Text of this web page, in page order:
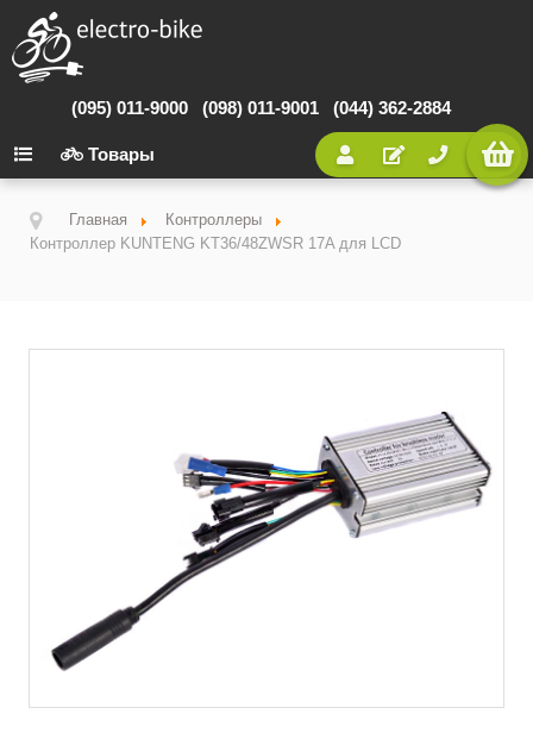
(095) 011-9000 (098) 011-9001 (044) 362-2884
Товары
Главная
Контроллеры
Контроллер KUNTENG KT36/48ZWSR 17A для LCD